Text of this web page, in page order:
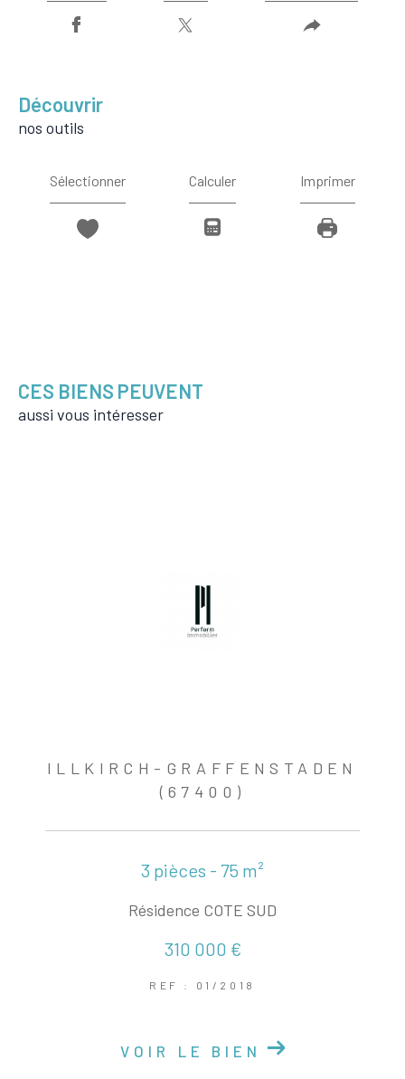
découvrir
nos outils
Sélectionner Calculer Imprimer
CES BIENS PEUVENT
aussi vous intéresser
ILLKIRCH-GRAFFENSTADEN
(67400)
3 pièces - 75 m²
Résidence COTE SUD
310 000 €
REF : 01/2018
VOIR LE BIEN